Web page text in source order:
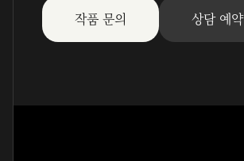
작품 문의 상담 예약